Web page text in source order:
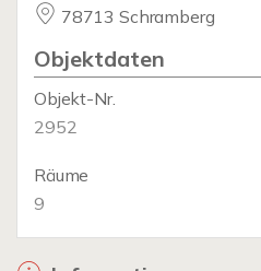
78713 Schramberg
Objektdaten
Objekt-Nr.
2952
Räume
9